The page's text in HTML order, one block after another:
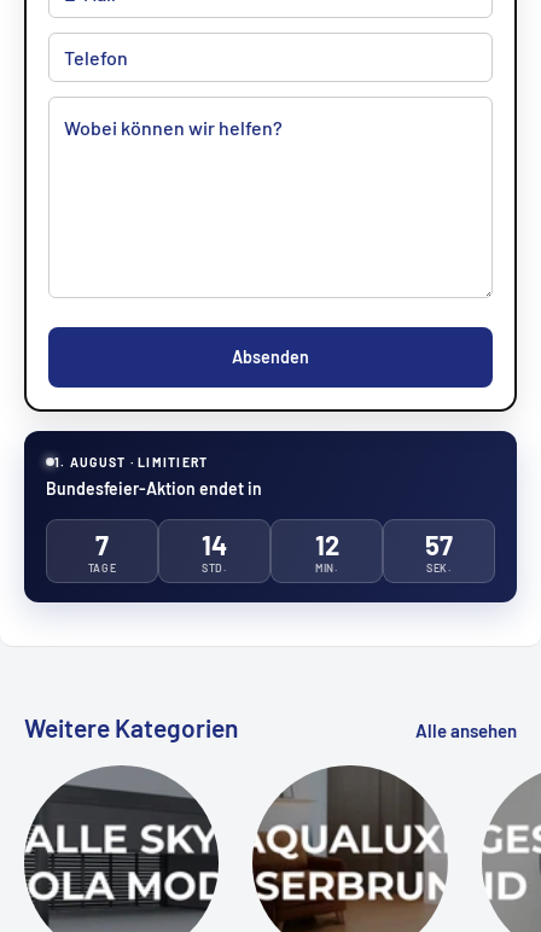
Absenden
1. AUGUST · LIMITIERT
Bundesfeier-Aktion endet in
7
TAGE
14
STD.
12
MIN.
57
SEK.
Weitere Kategorien Alle ansehen